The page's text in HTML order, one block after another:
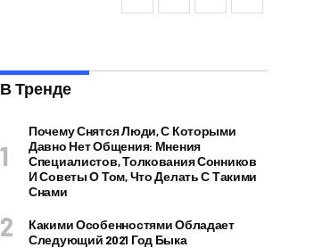
В Тренде
Почему Снятся Люди, С Которыми
Давно Нет Общения: Мнения
Специалистов, Толкования Сонников
И Советы О Том, Что Делать С Такими
Снами
Какими Особенностями Обладает
Следующий 2021 Год Быка